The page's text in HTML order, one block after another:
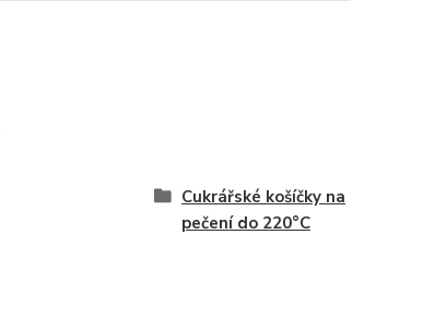
Cukrářské košíčky na
pečení do 220°C